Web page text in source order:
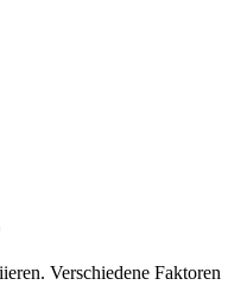
Verschiedene Faktoren